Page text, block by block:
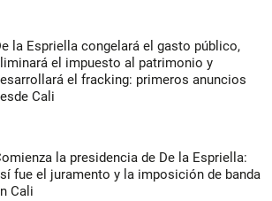
la Espriella congelará el gasto público,
el impuesto al patrimonio y
el fracking: primeros anuncios
Cali
la presidencia de De la Espriella:
fue el juramento y la imposición de banda
Cali